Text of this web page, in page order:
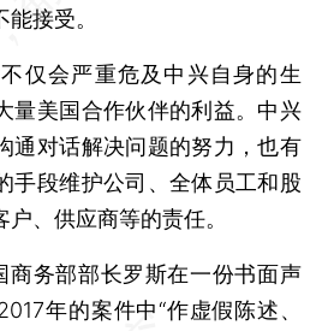
接受。
会严重危及中兴自身的生
量美国合作伙伴的利益。中兴
通对话解决问题的努力，也有
手段维护公司、全体员工和股
、供应商等的责任。
务部部长罗斯在一份书面声
年的案件中“作虚假陈述、